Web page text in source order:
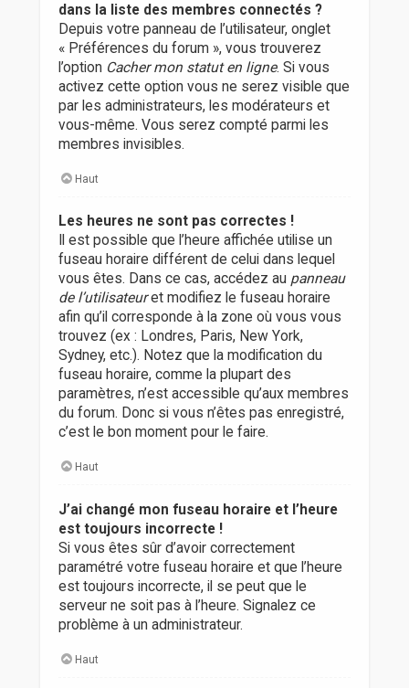
dans la liste des membres connectés ?
Depuis votre panneau de l’utilisateur, onglet
« Préférences du forum », vous trouverez
l’option Cacher mon statut en ligne. Si vous
activez cette option vous ne serez visible que
par les administrateurs, les modérateurs et
vous-même. Vous serez compté parmi les
membres invisibles.
Haut
Les heures ne sont pas correctes !
Il est possible que l’heure affichée utilise un
fuseau horaire différent de celui dans lequel
vous êtes. Dans ce cas, accédez au panneau
de l’utilisateuret modifiez le fuseau horaire
afin qu’il corresponde à la zone où vous vous
trouvez (ex : Londres, Paris, New York,
Sydney, etc.). Notez que la modification du
fuseau horaire, comme la plupart des
paramètres, n’est accessible qu’aux membres
du forum. Donc si vous n’êtes pas enregistré,
c’est le bon moment pour le faire.
Haut
J’ai changé mon fuseau horaire et l’heure
est toujours incorrecte !
Si vous êtes sûr d’avoir correctement
paramétré votre fuseau horaire et que l’heure
est toujours incorrecte, il se peut que le
serveur ne soit pas à l’heure. Signalez ce
problème à un administrateur.
Haut